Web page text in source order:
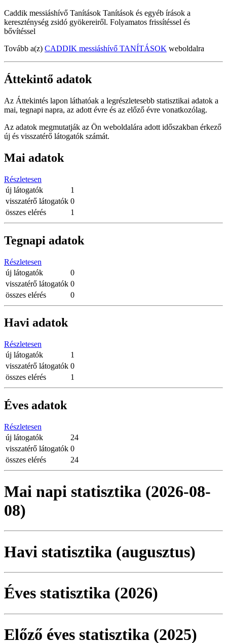
Caddik messiáshívő Tanítások Tanítások és egyéb írások a
kereszténység zsidó gyökereiről. Folyamatos frissítéssel és
bővítéssel
Tovább a(z) CADDIK messiáshívő TANÍTÁSOK weboldalra
Áttekintő adatok
Az Áttekintés lapon láthatóak a legrészletesebb statisztikai adatok a
mai, tegnapi napra, az adott évre és az előző évre vonatkozólag.
Az adatok megmutatják az Ön weboldalára adott időszakban érkező
új és visszatérő látogatók számát.
Mai adatok
Részletesen
új látogatók
1
visszatérő látogatók 0
összes elérés
1
Tegnapi adatok
Részletesen
új látogatók
0
visszatérő látogatók 0
összes elérés
0
Havi adatok
Részletesen
új látogatók
1
visszatérő látogatók 0
összes elérés
1
Éves adatok
Részletesen
új látogatók
24
visszatérő látogatók 0
összes elérés
24
Mai napi statisztika (2026-08-
08)
Havi statisztika (augusztus)
Éves statisztika (2026)
Előző éves statisztika (2025)